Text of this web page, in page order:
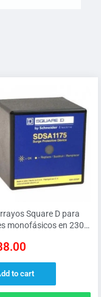
Square D para
monofásicos en 230
to cart